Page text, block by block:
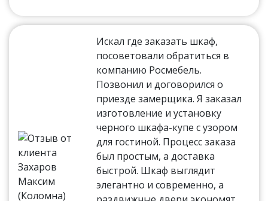
Искал где заказать шкаф,
посоветовали обратиться в
компанию Росмебель.
Позвонил и договорился о
приезде замерщика. Я заказал
изготовление и установку
черного шкафа-купе с узором
для гостиной. Процесс заказа
был простым, а доставка
быстрой. Шкаф выглядит
элегантно и современно, а